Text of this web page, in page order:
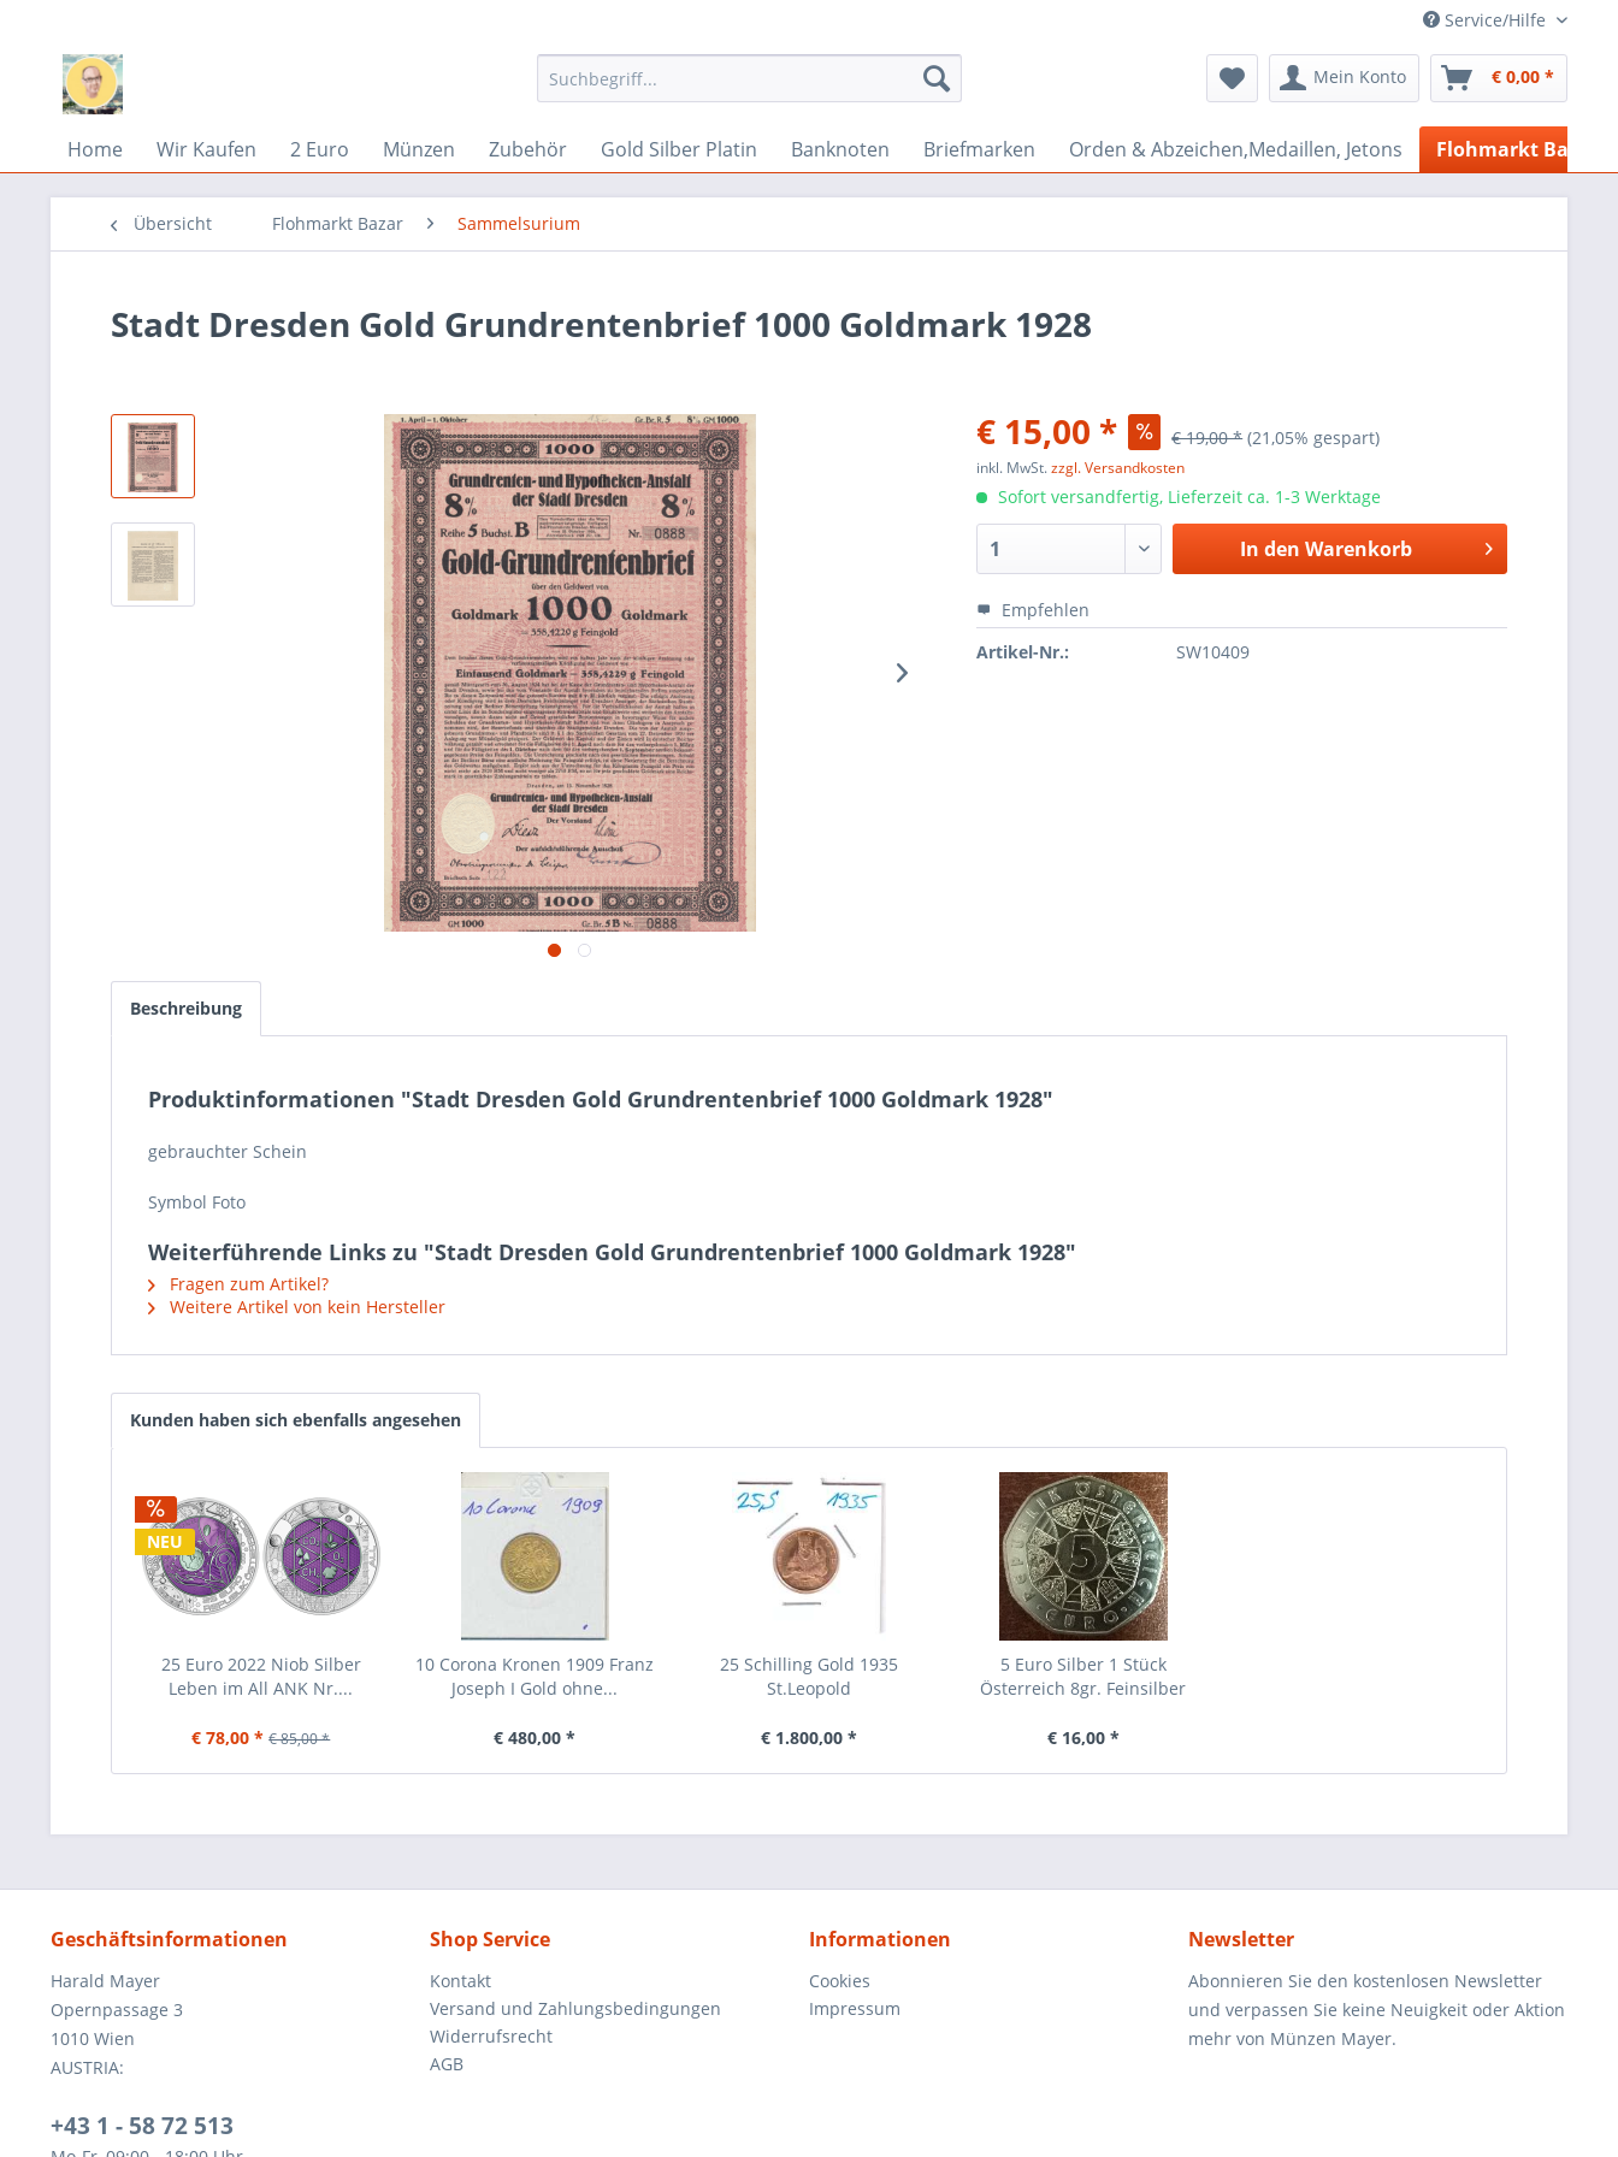
Service/Hilfe
Mein Konto € 0,00 *
Home Wir Kaufen 2 Euro Münzen Zubehör Gold Silber Platin Banknoten Briefmarken Orden & Abzeichen,Medaillen, Jetons Flohmarkt Bazar
Übersicht Flohmarkt Bazar Sammelsurium
Stadt Dresden Gold Grundrentenbrief 1000 Goldmark 1928
€ 15,00 * € 19,00 * (21,05% gespart)
inkl. MwSt.zzgl. Versandkosten
Sofort versandfertig, Lieferzeit ca. 1-3 Werktage
In den Warenkorb
Empfehlen
Artikel-Nr.:
SW10409
Beschreibung
Produktinformationen "Stadt Dresden Gold Grundrentenbrief 1000 Goldmark 1928"
gebrauchter Schein
Symbol Foto
Weiterführende Links zu "Stadt Dresden Gold Grundrentenbrief 1000 Goldmark 1928"
Fragen zum Artikel?
Weitere Artikel von kein Hersteller
Kunden haben sich ebenfalls angesehen
NEU
25 Euro 2022 Niob Silber
Leben im All ANK Nr....
€ 78,00 * € 85,00 *
10 Corona Kronen 1909 Franz
Joseph I Gold ohne...
€ 480,00 *
25 Schilling Gold 1935
St.Leopold
€ 1.800,00 *
5 Euro Silber 1 Stück
Österreich 8gr. Feinsilber
€ 16,00 *
Geschäftsinformationen
Harald Mayer
Opernpassage 3
1010 Wien
AUSTRIA:
+43 1 - 58 72 513
Shop Service
Kontakt
Versand und Zahlungsbedingungen
Widerrufsrecht
AGB
Informationen
Cookies
Impressum
Newsletter
Abonnieren Sie den kostenlosen Newsletter
und verpassen Sie keine Neuigkeit oder Aktion
mehr von Münzen Mayer.